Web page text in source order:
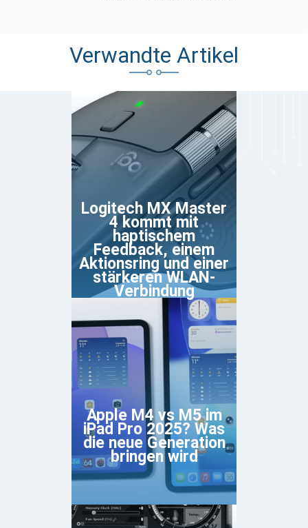
Verwandte Artikel
Logitech MX Master
4 kommt mit
haptischem
Feedback, einem
Aktionsring und einer
stärkeren WLAN-
Verbindung
Apple M4 vs M5 im
iPad Pro 2025? Was
die neue Generation
bringen wird